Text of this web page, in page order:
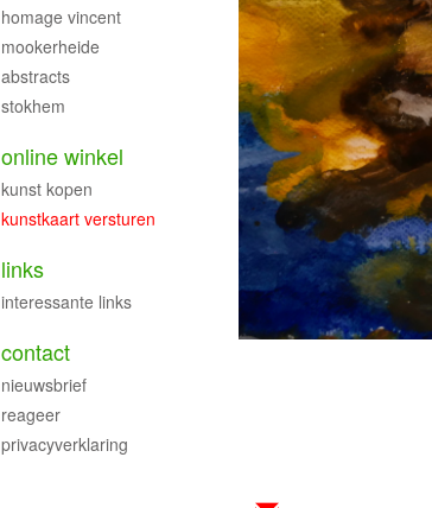
homage vincent
mookerheide
abstracts
stokhem
online winkel
kunst kopen
kunstkaart versturen
links
interessante links
contact
nieuwsbrief
reageer
privacyverklaring